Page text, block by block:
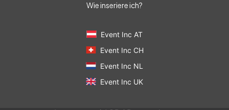
Wie inseriere ich?
Event Inc AT
Event Inc CH
Event Inc NL
Event Inc UK